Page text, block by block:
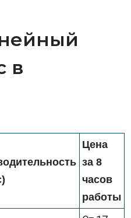
в
Цена
за 8
часов
работы